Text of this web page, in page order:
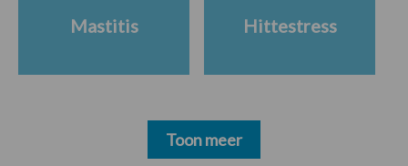
Mastitis Hittestress
Toon meer